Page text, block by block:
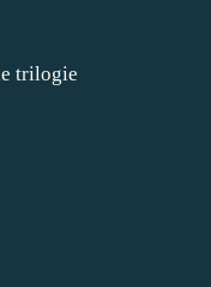
trilogie